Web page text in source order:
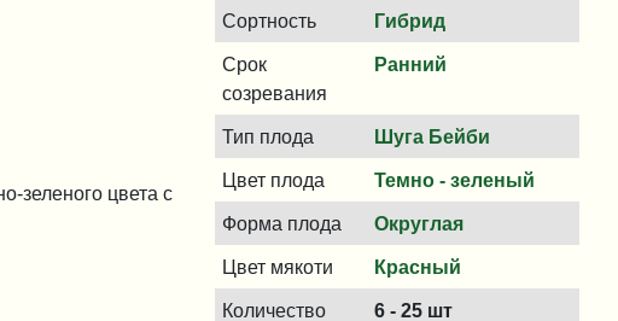
Сортность Гибрид
Срок
созревания
Ранний
Тип плода Шуга Бейби
Цвет плода Темно - зеленый
Форма плода Округлая
Цвет мякоти Красный
Количество
6 - 25 шт
зеленого цвета с